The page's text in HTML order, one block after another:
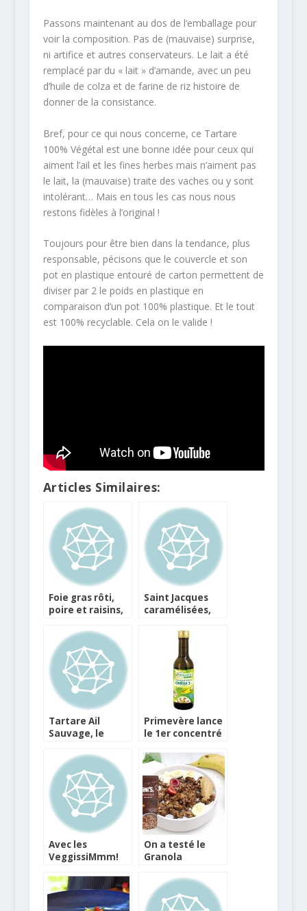
Passons maintenant au dos de l‘emballage pour
voir la composition. Pas de (mauvaise) surprise,
ni artifice et autres conservateurs. Le lait a été
remplacé par du « lait » d’amande, avec un peu
d’huile de colza et de farine de riz histoire de
donner de la consistance.
Bref, pour ce qui nous concerne, ce Tartare
100% Végétal est une bonne idée pour ceux qui
aiment l’ail et les fines herbes mais n’aiment pas
le lait, la (mauvaise) traite des vaches ou y sont
intolérant… Mais en tous les cas nous nous
restons fidèles à l’original !
Toujours pour être bien dans la tendance, plus
responsable, pécisons que le couvercle et son
pot en plastique entouré de carton permettent de
diviser par 2 le poids en plastique en
comparaison d’un pot 100% plastique. Et le tout
est 100% recyclable. Cela on le valide !
Articles Similaires:
Foie gras rôti,
poire et raisins,
Cranberry &
Poivre
Saint Jacques
caramélisées,
vinaigrette et
Tartare Oignon
rouge &
Coriandre
Tartare Ail
Sauvage, le
à savourer
nature ou en
recettes
Primevère lance
le 1er concentré
3 »
Avec les
VeggissiMmm!
ajoutez du
végétal à votre
quotidien
On a testé le
Granola
Jimini’s